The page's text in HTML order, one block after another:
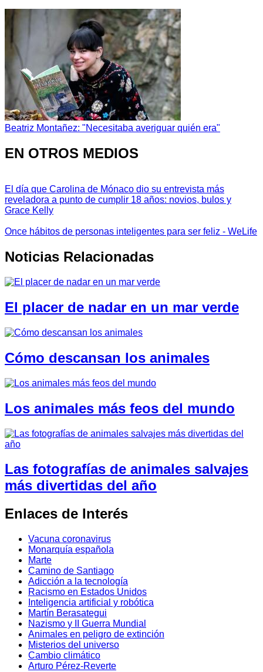
Beatriz Montañez: "Necesitaba averiguar quién era"
EN OTROS MEDIOS
El día que Carolina de Mónaco dio su entrevista más
reveladora a punto de cumplir 18 años: novios, bulos y
Grace Kelly
Once hábitos de personas inteligentes para ser feliz - WeLife
Noticias Relacionadas
El placer de nadar en un mar verde
Cómo descansan los animales
Los animales más feos del mundo
Las fotografías de animales salvajes
más divertidas del año
Enlaces de Interés
Vacuna coronavirus
Monarquía española
Marte
Camino de Santiago
Adicción a la tecnología
Racismo en Estados Unidos
Inteligencia artificial y robótica
Martín Berasategui
Nazismo y II Guerra Mundial
Animales en peligro de extinción
Misterios del universo
Cambio climático
Arturo Pérez-Reverte